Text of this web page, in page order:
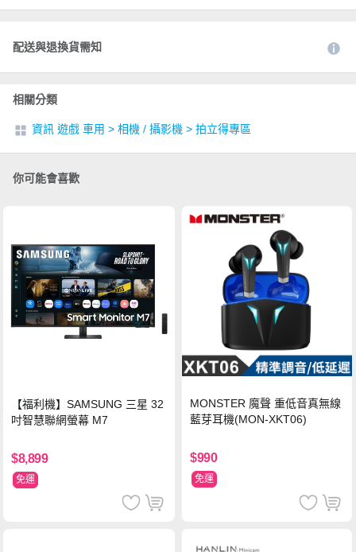
配送與退換貨需知
相關分類
資訊 遊戲 車用 > 相機 / 攝影機 > 拍立得專區
你可能會喜歡
【福利機】SAMSUNG 三星 32
吋智慧聯網螢幕 M7
$8,899
免運
MONSTER 魔聲 重低音真無線
藍芽耳機(MON-XKT06)
$990
免運